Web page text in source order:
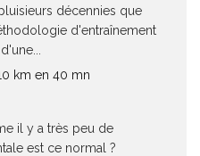
décennies que
d'entraînement
km en 40 mn
il y a très peu de
est ce normal ?